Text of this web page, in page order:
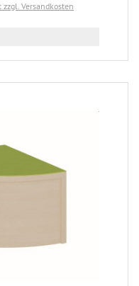
Versandkosten